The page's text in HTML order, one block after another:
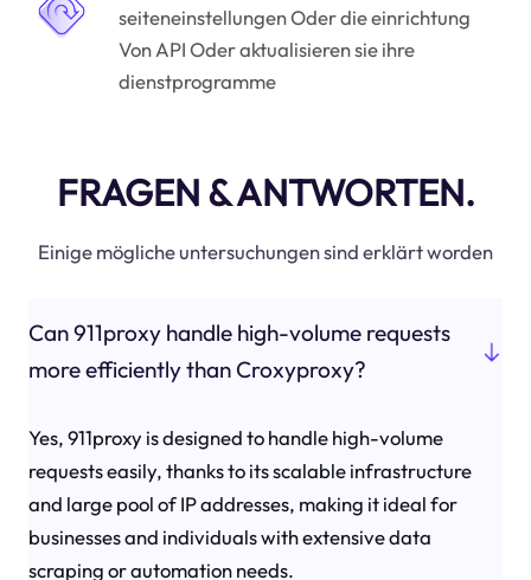
seiteneinstellungen Oder die einrichtung
Von API Oder aktualisieren sie ihre
dienstprogramme
FRAGEN & ANTWORTEN.
Einige mögliche untersuchungen sind erklärt worden
Can 911proxy handle high-volume requests
more efficiently than Croxyproxy?
Yes, 911proxy is designed to handle high-volume
requests easily, thanks to its scalable infrastructure
and large pool of IP addresses, making it ideal for
businesses and individuals with extensive data
scraping or automation needs.